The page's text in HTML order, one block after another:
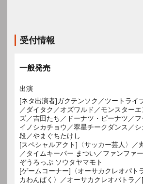
受付情報
一般発売
出演
[ネタ出演者]ガクテンソク／ツートライ
／ダイタク／オズワルド／モンスター
ズ／吉田たち／ドーナツ・ピーナツ／
イノシカチョウ／翠星チークダンス／
段／やまぐちたけし
[スペシャルアクト]〈サッカー芸人〉／
／タイムキーパー まつい／ファンファ
ぞうろっぷ ソウタヤマモト
[ゲームコーナー]〈オーサカクレオパト
カわんぱく〉／オーサカクレオパトラ／